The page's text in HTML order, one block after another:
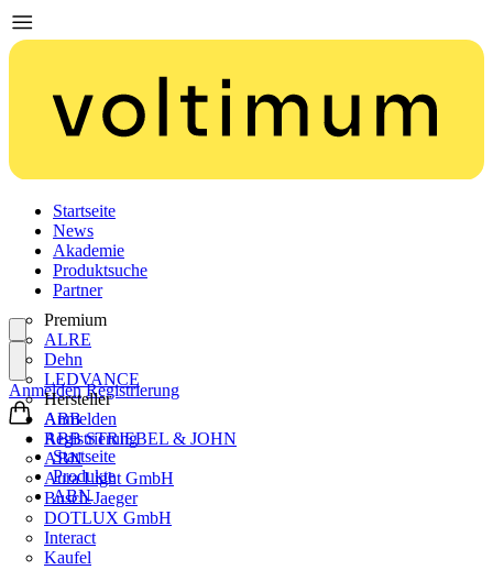
Startseite
News
Akademie
Produktsuche
Partner
Premium
ALRE
Dehn
LEDVANCE
Hersteller
ABB
ABB STRIEBEL & JOHN
ABN
Aura Light GmbH
Busch-Jaeger
DOTLUX GmbH
Interact
Kaufel
Anmelden
Registrierung
Anmelden Registrierung
Startseite
Produkte
ABN